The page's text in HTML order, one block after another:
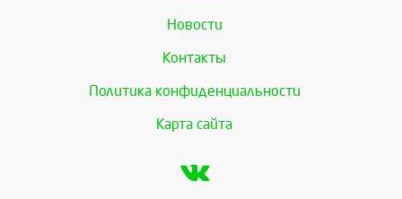
Новости
Контакты
Политика конфиденциальности
Карта сайта